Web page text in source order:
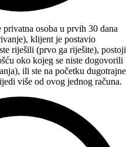
osoba u prvih 30 dana
klijent je postavio
riješili (prvo ga riješite), postoji
oko kojeg se niste dogovorili
ili ste na početku dugotrajne
više od ovog jednog računa.